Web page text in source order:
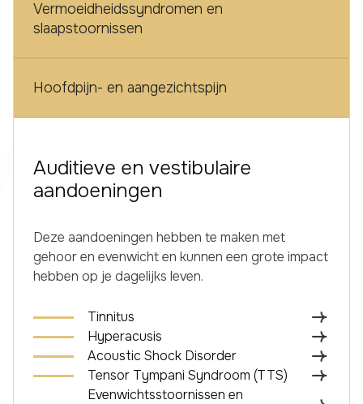
Vermoeidheidssyndromen en
slaapstoornissen
Hoofdpijn- en aangezichtspijn
Auditieve en vestibulaire
aandoeningen
Deze aandoeningen hebben te maken met
gehoor en evenwicht en kunnen een grote impact
hebben op je dagelijks leven.
Tinnitus
Hyperacusis
Acoustic Shock Disorder
Tensor Tympani Syndroom (TTS)
Evenwichtsstoornissen en